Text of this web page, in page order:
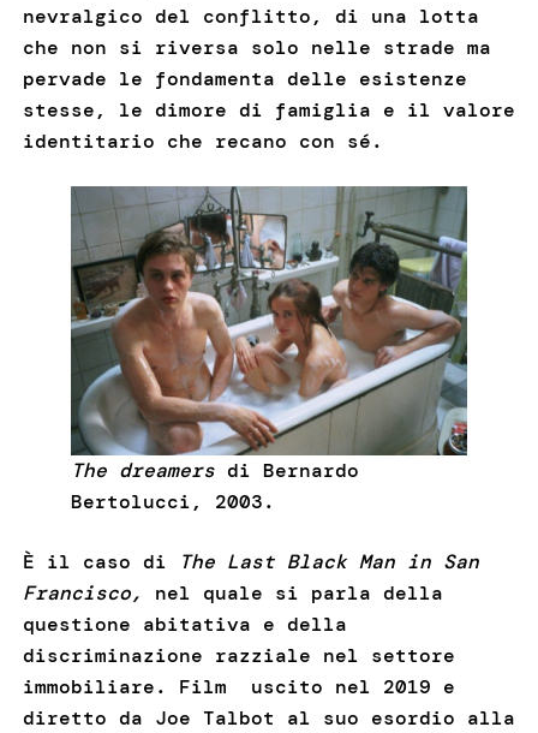
nevralgico del conflitto, di una lotta
che non si riversa solo nelle strade ma
pervade le fondamenta delle esistenze
stesse, le dimore di famiglia e il valore
identitario che recano con sé.
The dreamersdi Bernardo
Bertolucci, 2003.
È il caso di
The Last Black Man in San
Francisco, nel quale si parla della
questione abitativa e della
discriminazione razziale nel settore
immobiliare. Film uscito nel 2019 e
diretto da Joe Talbot al suo esordio alla